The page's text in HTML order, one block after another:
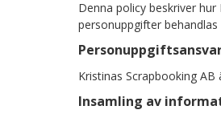
Denna policy beskriver
personuppgifter
Kristinas Scrapbooking
Insamling av